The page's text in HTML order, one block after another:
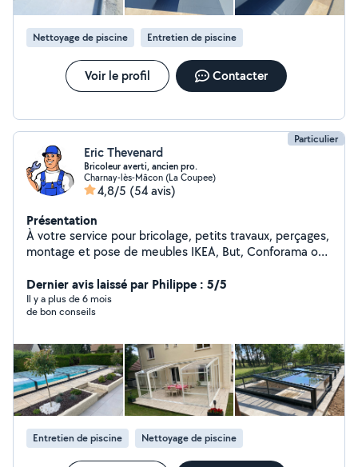
Nettoyage de piscine Entretien de piscine
Voir le profil Contacter
Particulier
Eric Thevenard
Bricoleur averti, ancien pro.
Charnay-lès-Mâcon (La Coupee)
4,8/5 (54 avis)
Présentation
À votre service pour bricolage, petits travaux, perçages,
montage et pose de meubles IKEA, But, Conforama ou
tringles à rideaux ou autres accessoires. Aides diverses
bricolages ou assistance travaux. Débarras. Jardinage,
entretien mise en service et hivernage piscine. Pose
de beaucoup d'outillages. Dispo sur Saône et Loire et
environs.
Dernier avis laissé par Philippe : 5/5
Il y a plus de 6 mois
de bon conseils
Entretien de piscine Nettoyage de piscine